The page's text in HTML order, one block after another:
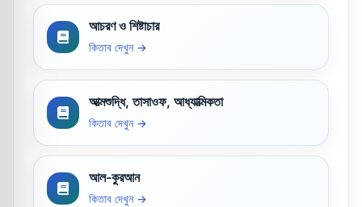
আচরণ ও শিষ্টাচার
কিতাব দেখুন →
আত্মশুদ্ধি, তাসাওফ, আধ্যাত্মিকতা
কিতাব দেখুন →
আল-কুরআন
কিতাব দেখুন →